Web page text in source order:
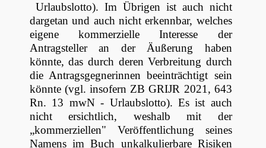
Urlaubslotto). Im Übrigen ist auch nicht
dargetan und auch nicht erkennbar, welches
eigene kommerzielle Interesse der
Antragsteller an der Äußerung haben
könnte, das durch deren Verbreitung durch
die Antragsgegnerinnen beeinträchtigt sein
könnte (vgl. insofern ZB GRIJR 2021, 643
Rn. 13 mwN - Urlaubslotto). Es ist auch
nicht ersichtlich, weshalb mit der
„kommerziellen" Veröffentlichung seines
Namens im Buch unkalkulierbare Risiken